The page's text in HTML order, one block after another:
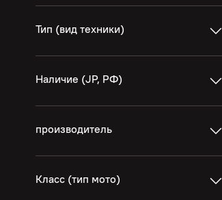
Тип (вид техники)
Наличие (JP, РФ)
производитель
Класс (тип мото)